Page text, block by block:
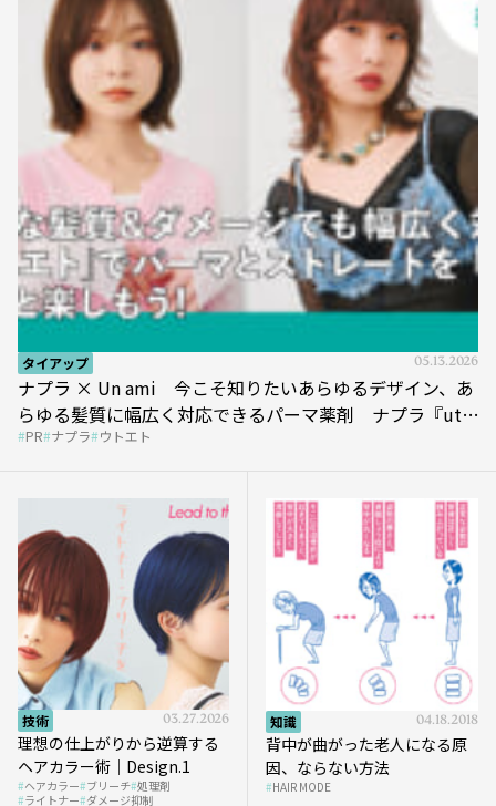
タイアップ 05.13.2026
ナプラ × Un ami 今こそ知りたいあらゆるデザイン、あ
らゆる髪質に幅広く対応できるパーマ薬剤 ナプラ『ut-
et』
PR ナプラ ウトエト
技術 03.27.2026
理想の仕上がりから逆算する
ヘアカラー術｜Design.1
ヘアカラー ブリーチ 処理剤
ライトナー ダメージ抑制
知識 04.18.2018
背中が曲がった老人になる原
因、ならない方法
HAIR MODE